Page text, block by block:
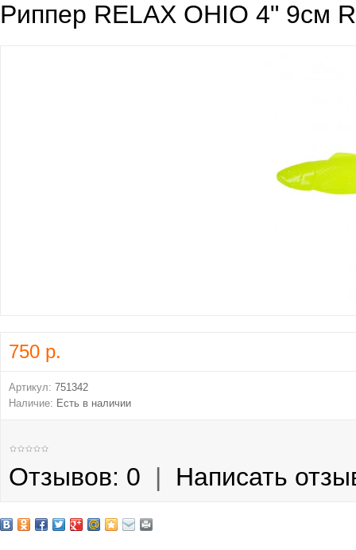
Риппер RELAX OHIO 4" 9см
750 р.
Артикул: 751342
Наличие: Есть в наличии
Отзывов: 0 | Написать